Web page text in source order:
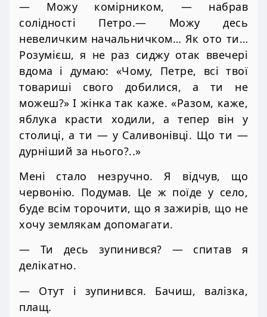
— Можу комірником, — набрав
солідності Петро.— Можу десь
невеличким начальничком… Як ото ти…
Розумієш, я не раз сиджу отак ввечері
вдома і думаю: «Чому, Петре, всі твої
товариші свого добилися, а ти не
можеш?» І жінка так каже. «Разом, каже,
яблука красти ходили, а тепер він у
столиці, а ти — у Саливонівці. Що ти —
дурніший за нього?..»
Мені стало незручно. Я відчув, що
червонію. Подумав. Це ж поїде у село,
буде всім торочити, що я зажирів, що не
хочу землякам допомагати.
— Ти десь зупинився? — спитав я
делікатно.
— Отут і зупинився. Бачиш, валізка,
плащ.